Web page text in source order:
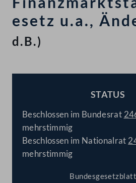
esetz u.a.,
d.B.)
STATUS
Beschlossen im Bundesrat
mehrstimmig
Beschlossen im Nationalrat
mehrstimmig